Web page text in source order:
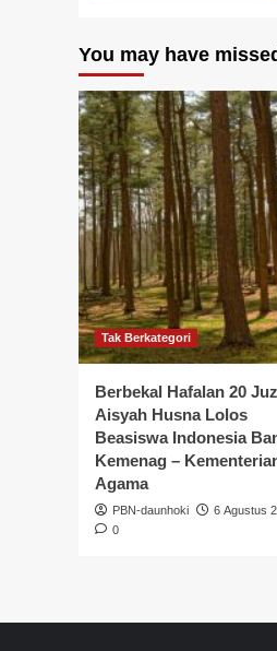
You may have
Tak Berkategori
Berbekal Hafalan 20
Aisyah Husna Lolos
Beasiswa Indonesia
Kemenag –
Agama
PBN-daunhoki
6 Agustus
0